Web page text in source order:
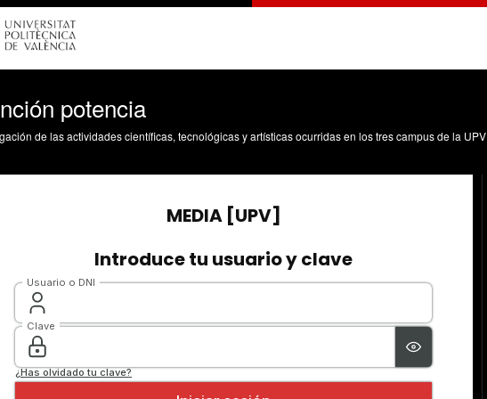
potencia
de las actividades científicas, tecnológicas y artísticas ocurridas en los tres campus de la UPV